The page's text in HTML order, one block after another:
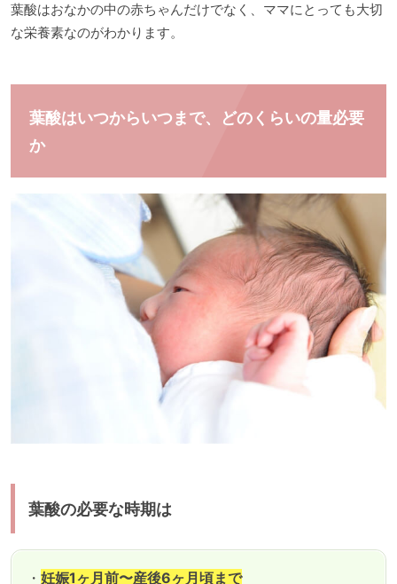
葉酸はおなかの中の赤ちゃんだけでなく、ママにとっても大切
な栄養素なのがわかります。
葉酸はいつからいつまで、どのくらいの量必要
か
葉酸の必要な時期は
・ 妊娠1ヶ月前〜産後6ヶ月頃まで